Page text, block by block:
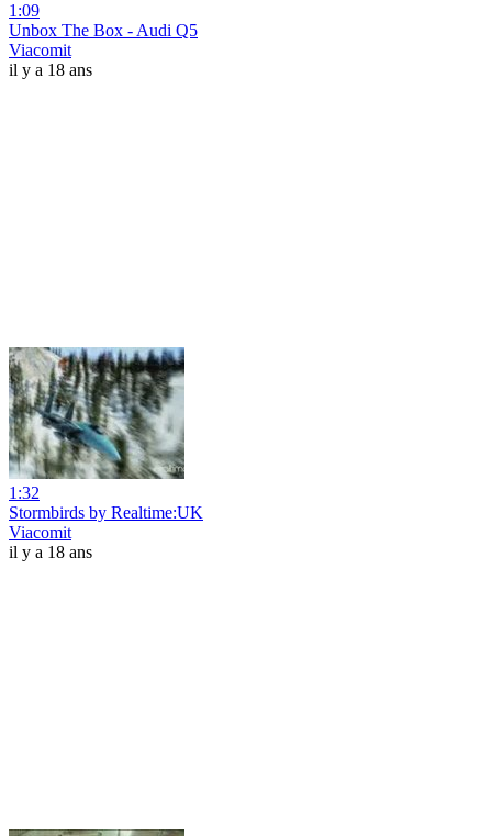
1:09
Unbox The Box - Audi Q5
Viacomit
il y a 18 ans
1:32
Stormbirds by Realtime:UK
Viacomit
il y a 18 ans